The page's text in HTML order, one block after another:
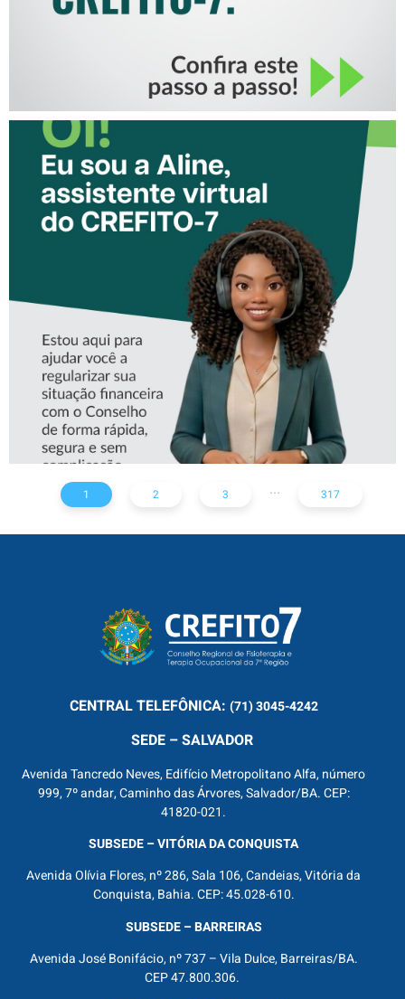
CONHEÇA A ‘ALINE’,
ASSISTENTE VIRTUAL DO
CREFITO-7
1 2 3 ... 317
CENTRALTELEFÔNICA: (71) 3045-4242
SEDE – SALVADOR
Avenida Tancredo Neves, Edifício Metropolitano Alfa, número
999, 7º andar, Caminho das Árvores, Salvador/BA. CEP:
41820-021.
SUBSEDE – VITÓRIA DA CONQUISTA
Avenida Olívia Flores, nº 286, Sala 106, Candeias, Vitória da
Conquista, Bahia. CEP: 45.028-610.
SUBSEDE – BARREIRAS
Avenida José Bonifácio, nº 737 – Vila Dulce, Barreiras/BA.
CEP 47.800.306.